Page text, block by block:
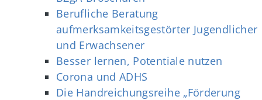
Berufliche Beratung
aufmerksamkeitsgestörter Jugendlicher
und Erwachsener
Besser lernen, Potentiale nutzen
Corona und ADHS
Die Handreichungsreihe „Förderung